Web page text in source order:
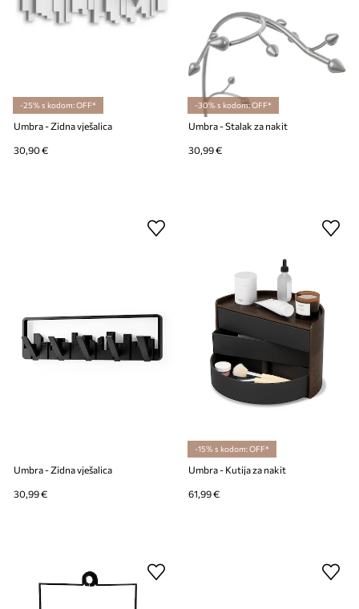
-25% s kodom: OFF*
Umbra - Zidna vješalica
30,90 €
-30% s kodom: OFF*
Umbra - Stalak za nakit
30,99 €
Umbra - Zidna vješalica
30,99 €
-15% s kodom: OFF*
Umbra - Kutija za nakit
61,99 €